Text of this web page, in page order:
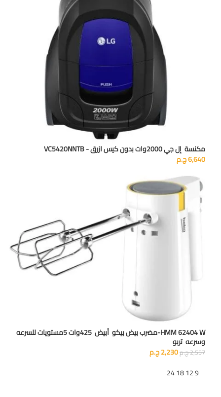
مكنسة إل جي 2000وات بدون كيس ازرق - VC5420NNTB
6,640ج.م
HMM 62404 W-مضرب بيض بيكو أبيض 425وات 5مستويات للسرعه
وسرعه تربو
2,557ج.م2,230ج.م
9
12
18
24